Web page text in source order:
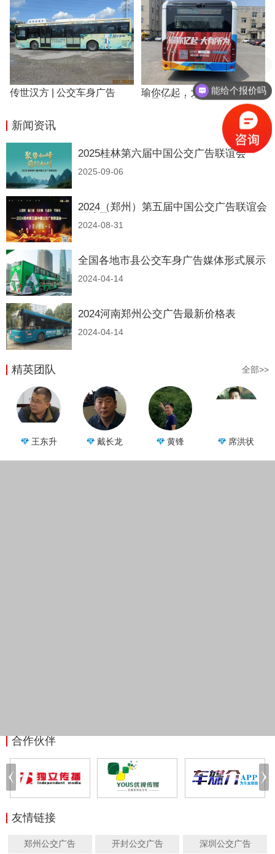
传世汉方 | 公交车身广告
瑜你亿起，大有所谓 | 瑜大
公子车身广告
新闻资讯 全部>>
2025桂林第六届中国公交广告联谊会
2025-09-06
2024（郑州）第五届中国公交广告联谊会
2024-08-31
全国各地市县公交车身广告媒体形式展示
2024-04-14
2024河南郑州公交广告最新价格表
2024-04-14
精英团队 全部>>
王东升 戴长龙 黄锋 席洪状
合作伙伴
友情链接
郑州公交广告 开封公交广告 深圳公交广告
能给个报价吗